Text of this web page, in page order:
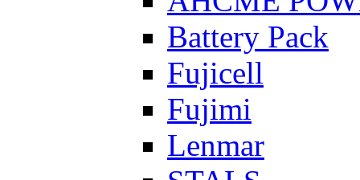
Battery Pack
Fujicell
Fujimi
Lenmar